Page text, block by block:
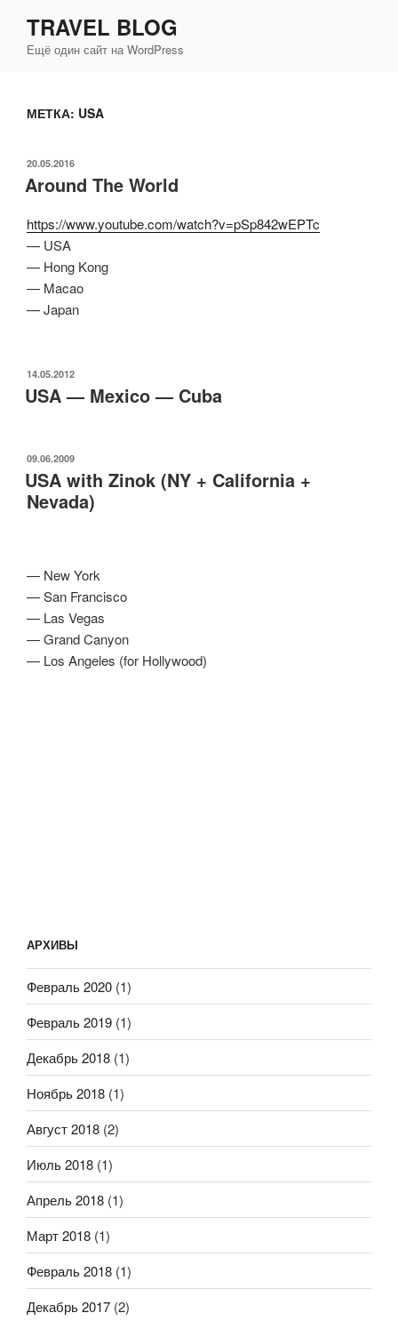
содержимому
TRAVEL BLOG
Ещё один сайт на WordPress
МЕТКА: USA
ОПУБЛИКОВАНО
20.05.2016
Around The World
https://www.youtube.com/watch?v=pSp842wEPTc
— USA
— Hong Kong
— Macao
— Japan
ОПУБЛИКОВАНО
14.05.2012
USA — Mexico — Cuba
ОПУБЛИКОВАНО
09.06.2009
USA with Zinok (NY + California +
Nevada)
— New York
— San Francisco
— Las Vegas
— Grand Canyon
— Los Angeles (for Hollywood)
АРХИВЫ
Февраль 2020 (1)
Февраль 2019 (1)
Декабрь 2018 (1)
Ноябрь 2018 (1)
Август 2018 (2)
Июль 2018 (1)
Апрель 2018 (1)
Март 2018 (1)
Февраль 2018 (1)
Декабрь 2017 (2)